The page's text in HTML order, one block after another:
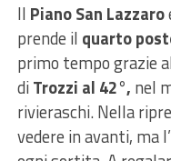
Il Piano San Lazzaro
prende il quarto
primo tempo grazie
diTrozzi al 42°, nel
rivieraschi. Nella
vedere in avanti, ma